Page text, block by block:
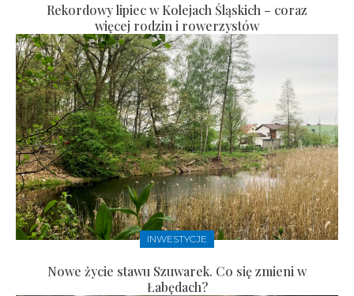
Rekordowy lipiec w Kolejach Śląskich – coraz
więcej rodzin i rowerzystów
INWESTYCJE
Nowe życie stawu Szuwarek. Co się zmieni w
Łabędach?